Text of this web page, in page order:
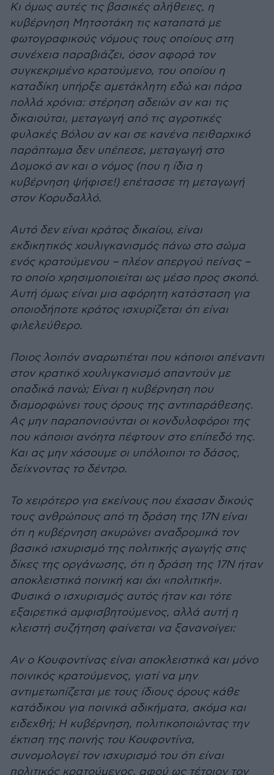
Κι όμως αυτές τις βασικές αλήθειες, η
κυβέρνηση Μητσοτάκη τις καταπατά με
φωτογραφικούς νόμους τους οποίους στη
συνέχεια παραβιάζει, όσον αφορά τον
συγκεκριμένο κρατούμενο, του οποίου η
καταδίκη υπήρξε αμετάκλητη εδώ και πάρα
πολλά χρόνια: στέρηση αδειών αν και τις
δικαιούται, μεταγωγή από τις αγροτικές
φυλακές Βόλου αν και σε κανένα πειθαρχικό
παράπτωμα δεν υπέπεσε, μεταγωγή στο
Δομοκό αν και ο νόμος (που η ίδια η
κυβέρνηση ψήφισε!) επέτασσε τη μεταγωγή
στον Κορυδαλλό.
Αυτό δεν είναι κράτος δικαίου, είναι
εκδικητικός χουλιγκανισμός πάνω στο σώμα
ενός κρατούμενου – πλέον απεργού πείνας –
το οποίο χρησιμοποιείται ως μέσο προς σκοπό.
Αυτή όμως είναι μια αφόρητη κατάσταση για
οποιοδήποτε κράτος ισχυρίζεται ότι είναι
φιλελεύθερο.
Ποιος λοιπόν αναρωτιέται που κάποιοι απέναντι
στον κρατικό χουλιγκανισμό απαντούν με
οπαδικά πανώ; Είναι η κυβέρνηση που
διαμορφώνει τους όρους της αντιπαράθεσης.
Ας μην παραπονιούνται οι κονδυλοφόροι της
που κάποιοι ανόητα πέφτουν στο επίπεδό της.
Και ας μην χάσουμε οι υπόλοιποι το δάσος,
δείχνοντας το δέντρο.
Το χειρότερο για εκείνους που έχασαν δικούς
τους ανθρώπους από τη δράση της 17Ν είναι
ότι η κυβέρνηση ακυρώνει αναδρομικά τον
βασικό ισχυρισμό της πολιτικής αγωγής στις
δίκες της οργάνωσης, ότι η δράση της 17Ν ήταν
αποκλειστικά ποινική και όχι «πολιτική».
Φυσικά ο ισχυρισμός αυτός ήταν και τότε
εξαιρετικά αμφισβητούμενος, αλλά αυτή η
κλειστή συζήτηση φαίνεται να ξανανοίγει:
Αν ο Κουφοντίνας είναι αποκλειστικά και μόνο
ποινικός κρατούμενος, γιατί να μην
αντιμετωπίζεται με τους ίδιους όρους κάθε
κατάδικου για ποινικά αδικήματα, ακόμα και
ειδεχθή; Η κυβέρνηση, πολιτικοποιώντας την
έκτιση της ποινής του Κουφοντίνα,
συνομολογεί τον ισχυρισμό του ότι είναι
πολιτικός κρατούμενος, αφού ως τέτοιον τον